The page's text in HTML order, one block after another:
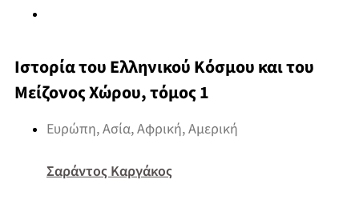
Ιστορία του Ελληνικού Κόσμου και του
Μείζονος Χώρου, τόμος 1
Ευρώπη, Ασία, Αφρική, Αμερική
Σαράντος Καργάκος